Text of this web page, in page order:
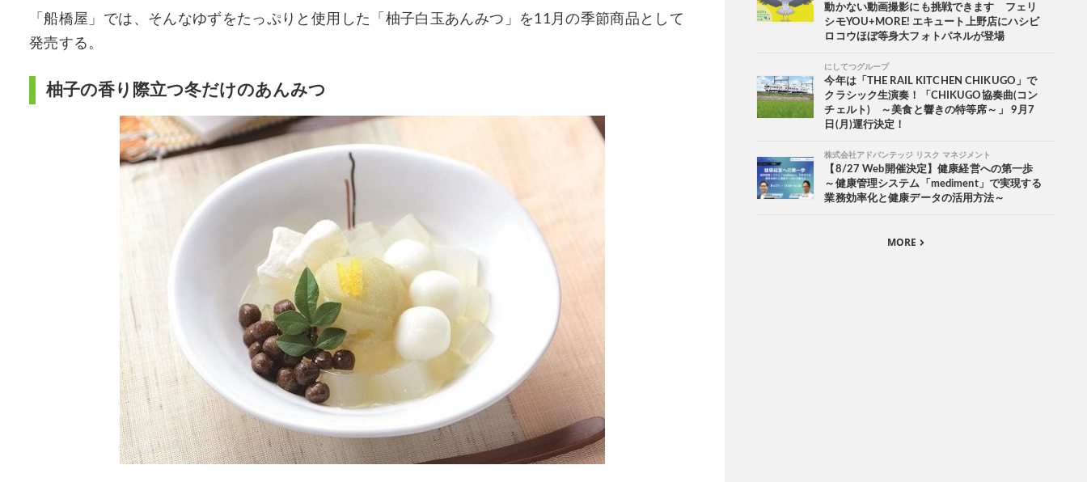
「船橋屋」では、そんなゆずをたっぷりと使用した「柚子白玉あんみつ」を11月の季節商品として
発売する。
柚子の香り際立つ冬だけのあんみつ
動かない動画撮影にも挑戦できます フェリ
シモYOU+MORE! エキュート上野店にハシビ
ロコウほぼ等身大フォトパネルが登場
にしてつグループ
今年は「THE RAIL KITCHEN CHIKUGO」で
クラシック生演奏！「CHIKUGO協奏曲(コン
チェルト) ～美食と響きの特等席～」 9月7
日(月)運行決定！
株式会社アドバンテッジ リスク マネジメント
【8/27 Web開催決定】健康経営への第一歩
～健康管理システム「mediment」で実現する
業務効率化と健康データの活用方法～
MORE